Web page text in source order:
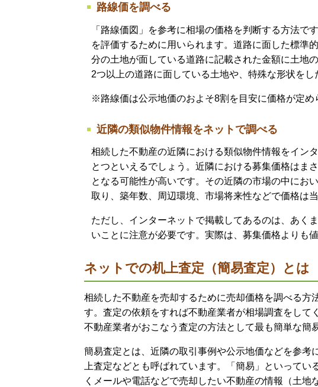
路線価を調べる
「路線価図」を参考に相場の価格を判断する方法で
を評価するために用いられます。道路に面した標準
分の土地が面している道路に記載された金額に土地
2つ以上の道路に面している土地や、特殊な形状を
※路線価は公示地価のおよそ8割を目安に価格が定め
近隣の類似物件情報をネットで調べる
相続した不動産の近隣における類似物件情報をイン
とつといえるでしょう。近隣における募集価格はま
となる可能性が高いです。その近隣の市場の中にお
取り、築年数、周辺環境、市場将来性などで価格は
ただし、インターネットで掲載してあるのは、あく
いことに注意が必要です。実際は、募集価格よりも
ネットでの机上査定（簡易査定）とは
相続した不動産を売却するために売却価格を調べる方
す。査定の依頼をすれば不動産業者が相場調査をして
不動産業者がおこなう査定の方法として最も簡単な簡
簡易査定とは、近隣の取引事例や公示地価などを参
上査定などとも呼ばれています。「簡易」といって
くメールや電話などで売却したい不動産の情報（土